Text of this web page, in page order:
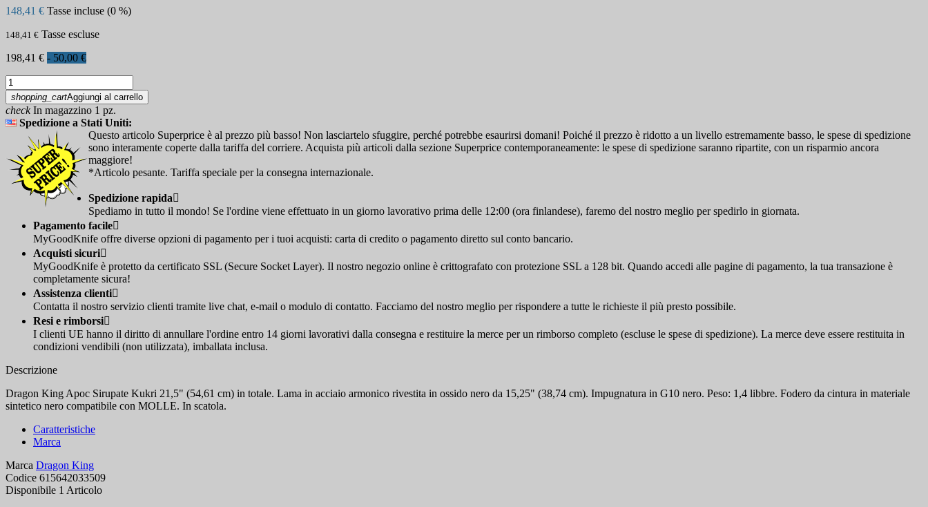
148,41 € Tasse incluse (0 %)
148,41 € Tasse escluse
198,41 € - 50,00 €
shopping_cartAggiungi al carrello
checkIn magazzino 1 pz.
Spedizione a Stati Uniti:
Questo articolo Superprice è al prezzo più basso! Non lasciartelo sfuggire, perché potrebbe esaurirsi domani! Poiché il prezzo è ridotto a un livello estremamente basso, le spese di spedizione
sono interamente coperte dalla tariffa del corriere. Acquista più articoli dalla sezione Superprice contemporaneamente: le spese di spedizione saranno ripartite, con un risparmio ancora
maggiore!
*Articolo pesante. Tariffa speciale per la consegna internazionale.
Spedizione rapida
Spediamo in tutto il mondo! Se l'ordine viene effettuato in un giorno lavorativo prima delle 12:00 (ora finlandese), faremo del nostro meglio per spedirlo in giornata.
Pagamento facile
MyGoodKnife offre diverse opzioni di pagamento per i tuoi acquisti: carta di credito o pagamento diretto sul conto bancario.
Acquisti sicuri
MyGoodKnife è protetto da certificato SSL (Secure Socket Layer). Il nostro negozio online è crittografato con protezione SSL a 128 bit. Quando accedi alle pagine di pagamento, la tua transazione è
completamente sicura!
Assistenza clienti
Contatta il nostro servizio clienti tramite live chat, e-mail o modulo di contatto. Facciamo del nostro meglio per rispondere a tutte le richieste il più presto possibile.
Resi e rimborsi
I clienti UE hanno il diritto di annullare l'ordine entro 14 giorni lavorativi dalla consegna e restituire la merce per un rimborso completo (escluse le spese di spedizione). La merce deve essere restituita in
condizioni vendibili (non utilizzata), imballata inclusa.
Descrizione
Dragon King Apoc Sirupate Kukri 21,5" (54,61 cm) in totale. Lama in acciaio armonico rivestita in ossido nero da 15,25" (38,74 cm). Impugnatura in G10 nero. Peso: 1,4 libbre. Fodero da cintura in materiale
sintetico nero compatibile con MOLLE. In scatola.
Caratteristiche
Marca
Marca Dragon King
Codice 615642033509
Disponibile 1 Articolo